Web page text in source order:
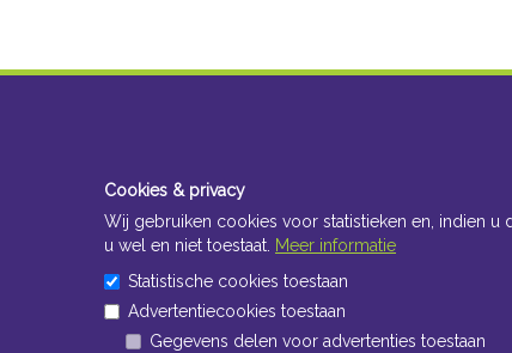
Cookies & privacy
Wij gebruiken cookies voor statistieken en, indien u
u wel en niet toestaat. Meer informatie
Statistische cookies toestaan
Advertentiecookies toestaan
Gegevens delen voor advertenties toestaan